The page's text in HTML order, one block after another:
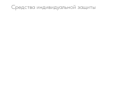
Средства индивидуальной защиты